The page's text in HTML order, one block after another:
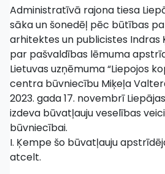
Administratīvā rajona tiesa
sāka un šonedēļ pēc būtības
arhitektes un publicistes Indras
par pašvaldības lēmuma
Lietuvas uzņēmuma “Liepojos
centra būvniecību Miķeļa
2023. gada 17. novembrī
izdeva būvatļauju veselības
būvniecībai.
I. Ķempe šo būvatļauju
atcelt.